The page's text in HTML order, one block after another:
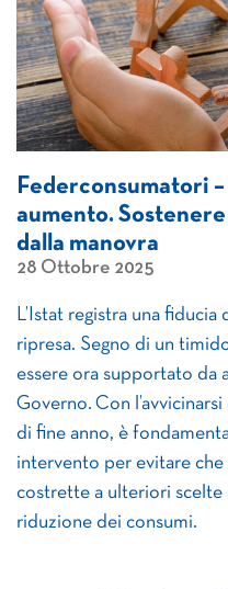
Federconsumatori
aumento.
dalla manovra
28 Ottobre 2025
L’Istat registra una
ripresa. Segno di un
essere ora supportato da
Governo. Con
di fine anno, è
intervento per evitare
costrette a ulteriori scelte
riduzione dei consumi.